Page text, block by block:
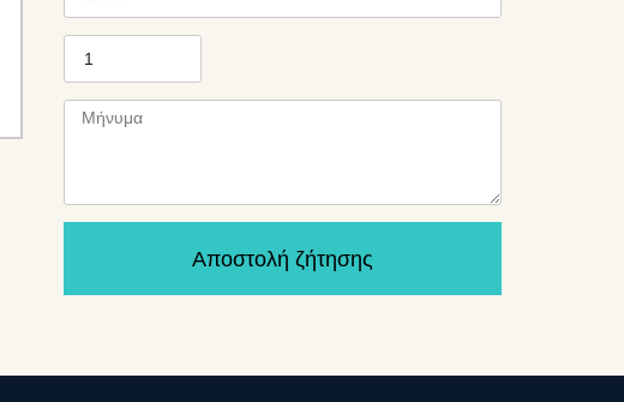
Αποστολή ζήτησης